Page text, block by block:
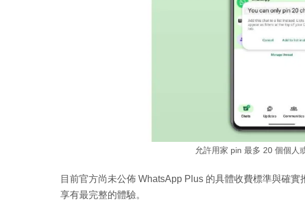
允許用家 pin 最多 20 個個人
目前官方尚未公佈 WhatsApp Plus 的具體收費標準與確
享有最完整的體驗。